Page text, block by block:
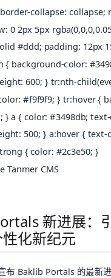
collapse: collapse;
0 2px 5px
#ddd; padding: 12px
{ background-color:
600; } tr:nth-
#f9f9f9; } tr:hover {
} a { color: #3498db;
500; } a:hover { text-
{ color: #2c3e50; }
新进展：
化新纪元
布 Baklib Portals 的最新